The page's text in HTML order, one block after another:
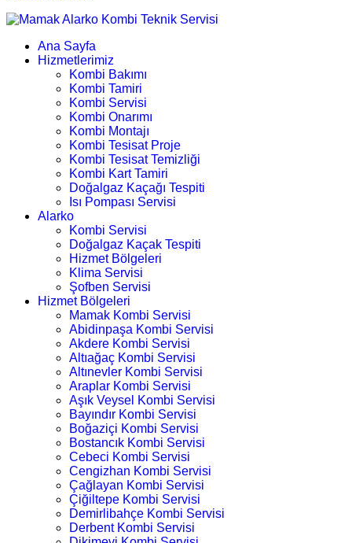
Ana Sayfa
Hizmetlerimiz
Kombi Bakımı
Kombi Tamiri
Kombi Servisi
Kombi Onarımı
Kombi Montajı
Kombi Tesisat Proje
Kombi Tesisat Temizliği
Kombi Kart Tamiri
Doğalgaz Kaçağı Tespiti
Isı Pompası Servisi
Alarko
Kombi Servisi
Doğalgaz Kaçak Tespiti
Hizmet Bölgeleri
Klima Servisi
Şofben Servisi
Hizmet Bölgeleri
Mamak Kombi Servisi
Abidinpaşa Kombi Servisi
Akdere Kombi Servisi
Altıağaç Kombi Servisi
Altınevler Kombi Servisi
Araplar Kombi Servisi
Aşık Veysel Kombi Servisi
Bayındır Kombi Servisi
Boğaziçi Kombi Servisi
Bostancık Kombi Servisi
Cebeci Kombi Servisi
Cengizhan Kombi Servisi
Çağlayan Kombi Servisi
Çiğiltepe Kombi Servisi
Demirlibahçe Kombi Servisi
Derbent Kombi Servisi